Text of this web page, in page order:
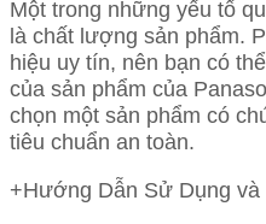
Một trong những yếu tố
là chất lượng sản phẩm.
hiệu uy tín, nên bạn có
của sản phẩm của
chọn một sản phẩm có
tiêu chuẩn an toàn.
+Hướng Dẫn Sử Dụng